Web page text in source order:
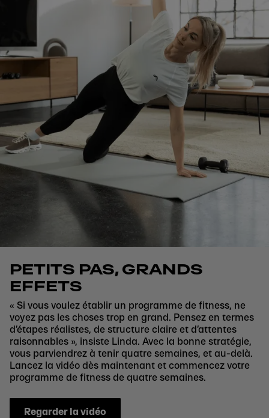
PETITS PAS, GRANDS
EFFETS
« Si vous voulez établir un programme de fitness, ne
voyez pas les choses trop en grand. Pensez en termes
d’étapes réalistes, de structure claire et d’attentes
raisonnables », insiste Linda. Avec la bonne stratégie,
vous parviendrez à tenir quatre semaines, et au-delà.
Lancez la vidéo dès maintenant et commencez votre
programme de fitness de quatre semaines.
Regarder la vidéo